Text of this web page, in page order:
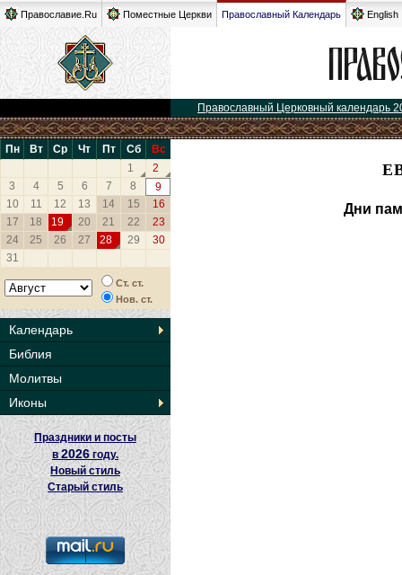
Православие.Ru Поместные Церкви Православный Календарь English
Православный Церковный календарь
Пн Вт Ср Чт Пт Сб
Вс
1
2
3
4 5 6 7 8
9
10
11 12 13 14 15
16
17
18 19 20 21 22
23
24
25 26 27 28 29
30
31
Ст. ст.
Нов. ст.
Календарь
Библия
Молитвы
Иконы
Праздники и посты
в2026 году.
Новый стиль
Старый стиль
Дни